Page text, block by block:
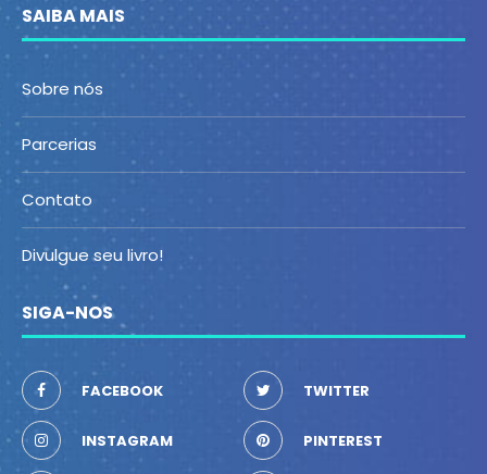
SAIBA MAIS
Sobre nós
Parcerias
Contato
Divulgue seu livro!
SIGA-NOS
FACEBOOK TWITTER
INSTAGRAM PINTEREST